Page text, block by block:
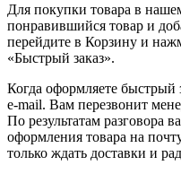
Для покупки товара в
понравившийся товар и
перейдите в Корзину и
«Быстрый заказ».
Когда оформляете
e-mail. Вам перезвонит
По результатам разговора
оформления товара на
только ждать доставки и